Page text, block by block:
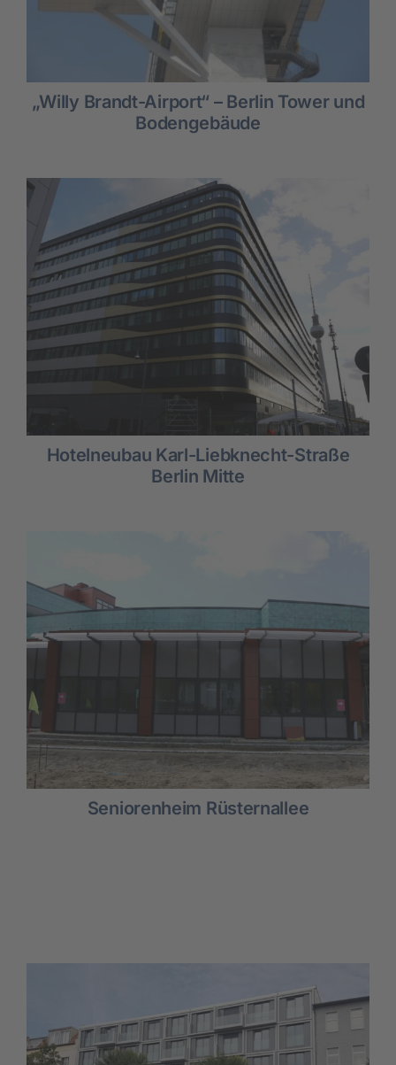
„Willy Brandt-Airport“ – Berlin Tower und
Bodengebäude
Hotelneubau Karl-Liebknecht-Straße
Berlin Mitte
Seniorenheim Rüsternallee